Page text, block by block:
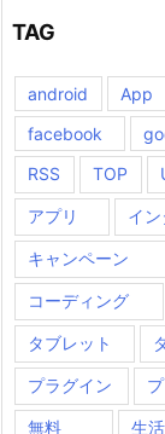
TAG
android App
facebook
RSS
TOP
アプリ イ
キャンペーン
コーディング
タブレット
プラグイン
無料 生活